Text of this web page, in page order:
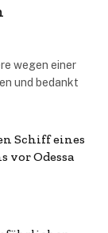
wegen einer
und bedankt
Schiff eines
vor Odessa